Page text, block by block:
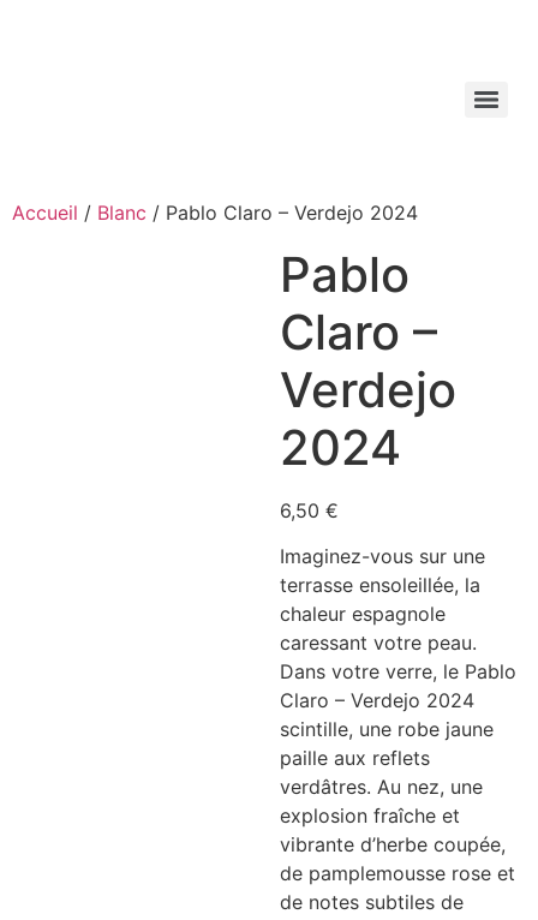
Accueil / Blanc / Pablo Claro – Verdejo 2024
Pablo
Claro –
Verdejo
2024
6,50 €
Imaginez-vous sur une
terrasse ensoleillée, la
chaleur espagnole
caressant votre peau.
Dans votre verre, le Pablo
Claro – Verdejo 2024
scintille, une robe jaune
paille aux reflets
verdâtres. Au nez, une
explosion fraîche et
vibrante d’herbe coupée,
de pamplemousse rose et
de notes subtiles de